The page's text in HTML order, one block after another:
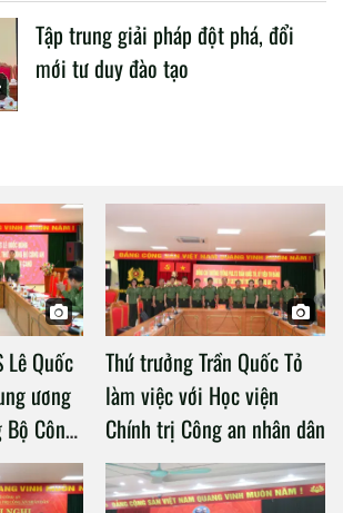
Tập trung giải pháp đột phá, đổi
mới tư duy đào tạo
Lê Quốc
ương
Công
viện
nhân dân
Thứ trưởng Trần Quốc Tỏ
làm việc với Học viện
Chính trị Công an nhân dân